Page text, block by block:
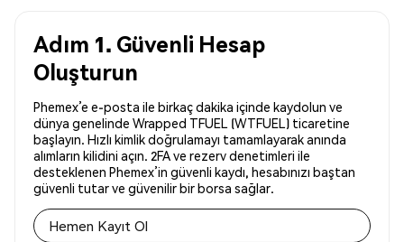
Adım 1. Güvenli Hesap
Oluşturun
Phemex’e e-posta ile birkaç dakika içinde kaydolun ve
dünya genelinde Wrapped TFUEL (WTFUEL) ticaretine
başlayın. Hızlı kimlik doğrulamayı tamamlayarak anında
alımların kilidini açın. 2FA ve rezerv denetimleri ile
desteklenen Phemex’in güvenli kaydı, hesabınızı baştan
güvenli tutar ve güvenilir bir borsa sağlar.
Hemen Kayıt Ol